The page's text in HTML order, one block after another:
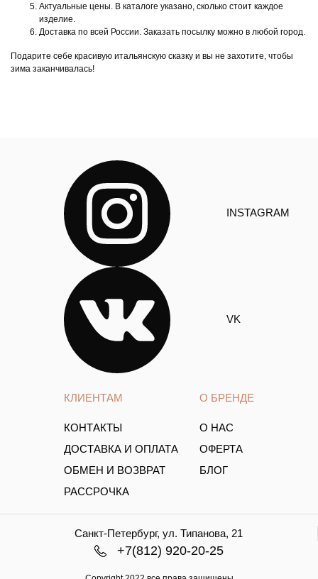
Актуальные цены. В каталоге указано, сколько стоит каждое
изделие.
Доставка по всей России. Заказать посылку можно в любой город.
Подарите себе красивую итальянскую сказку и вы не захотите, чтобы
зима заканчивалась!
КЛИЕНТАМ
КОНТАКТЫ
ДОСТАВКА И ОПЛАТА
ОБМЕН И ВОЗВРАТ
РАССРОЧКА
О БРЕНДЕ
О НАС
ОФЕРТА
БЛОГ
INSTAGRAM
VK
Санкт-Петербург, ул. Типанова, 21
+7(812) 920-20-25